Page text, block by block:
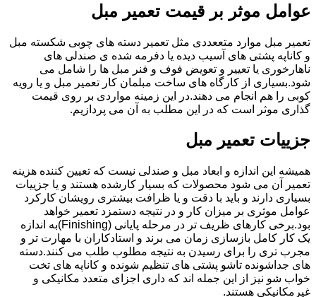
عوامل موثر بر قیمت تعمیر مبل
تعمیر مبل موارد متععددی مثل تعمیر دسته های چوبی شکسته مبل
و کاناپه پشتی های آسیب دیده یا دفرمه شده ی صندلی های
ناهارخوری یا تعییر و تعویض فوف و فنر مبل ها را شامل می
شود.بسیاری از کارگاه های ساخت مبلمان کار تعمیر مبل و یا رویه
کوبی را هم انجام می دهند.در این زمینه مواردی بر روی قیمت
گذاری موثر است که در این مطلب به آن می پردازیم.
جزییات تعمیر مبل
همیشه این اندازه و ابعاد مبل و صندلی نیست که تعیین کننده هزینه
تعمیر آن می شود محصولات که بسیار کارشده هستند و یا جزییات
بسیاری دارند و باید با دقت و یا ظرافت بیشتری رویشان کارکرد
عوامل موثری بر میزان کار و در نتیجه دستمزد تعمیر خواهد
بود.برخی کارهای ظریف تر در مرحله پایانی (Finishing)به اندازه
یک کار کامل بازسازی زمان می برند و استادکاران با مهارت تر و
مجرب تری را برای رسیدن به نتیجه مطلوب طلب می کنند.دسته
های جداشونده تاشو پشتی های تنظیم شونده و کاناپه های تخت
خواب شو نیز از این جمله اند که داری اجزای متعدد مکانیکی و
غیرمکانیکی هستند.